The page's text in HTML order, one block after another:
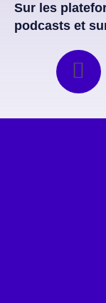
Sur les
podcasts et